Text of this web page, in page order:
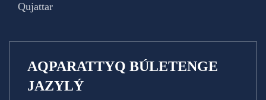
Qujattar
AQPARATTYQ BÚLETENGE
JAZYLÝ